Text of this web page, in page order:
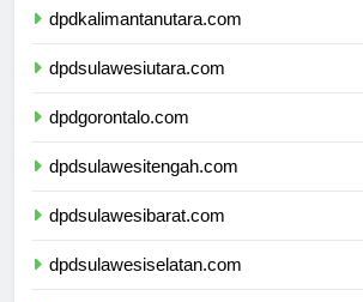
dpdkalimantanutara.com
dpdsulawesiutara.com
dpdgorontalo.com
dpdsulawesitengah.com
dpdsulawesibarat.com
dpdsulawesiselatan.com